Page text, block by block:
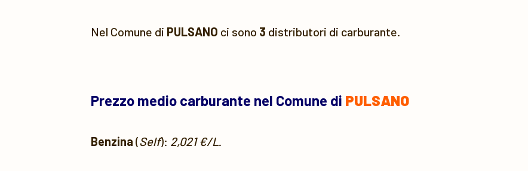
Nel Comune di PULSANO ci sono 3 distributori di carburante.
Prezzo medio carburante nel Comune di PULSANO
Benzina (Self): 2,021 €/L.